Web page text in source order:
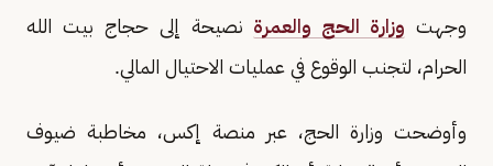
وجهت وزارة الحج والعمرة نصيحة إلى حجاج بيت الله
الحرام، لتجنب الوقوع في عمليات الاحتيال المالي.
وأوضحت وزارة الحج، عبر منصة إكس، مخاطبة ضيوف